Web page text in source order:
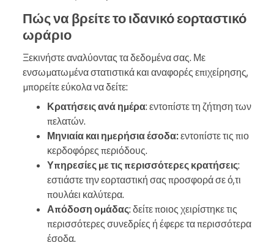
Πώς να βρείτε το ιδανικό εορταστικό
ωράριο
Ξεκινήστε αναλύοντας τα δεδομένα σας. Με
ενσωματωμένα στατιστικά και αναφορές επιχείρησης,
μπορείτε εύκολα να δείτε:
Κρατήσεις ανά ημέρα: εντοπίστε τη ζήτηση των
πελατών.
Μηνιαία και ημερήσια έσοδα:εντοπίστε τις πιο
κερδοφόρες περιόδους.
Υπηρεσίες με τις περισσότερες κρατήσεις:
εστιάστε την εορταστική σας προσφορά σε ό,τι
πουλάει καλύτερα.
Απόδοση ομάδας: δείτε ποιος χειρίστηκε τις
περισσότερες συνεδρίες ή έφερε τα περισσότερα
έσοδα.